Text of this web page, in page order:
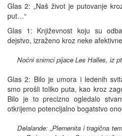
Glas 2: „Naš život je putovanje
put…“
Glas 1: Književnost koju su
dejstvo, izraženo kroz neke
Noćni snimci pijace Les Halles, iz
Glas 2: Bilo je umora i ledenih
smo prošli toliko puta, kao kroz
Bilo je to precizno ogledalo
otkrijemo potencijalno bogatstvo
Delalande: „Plemenita i tragična